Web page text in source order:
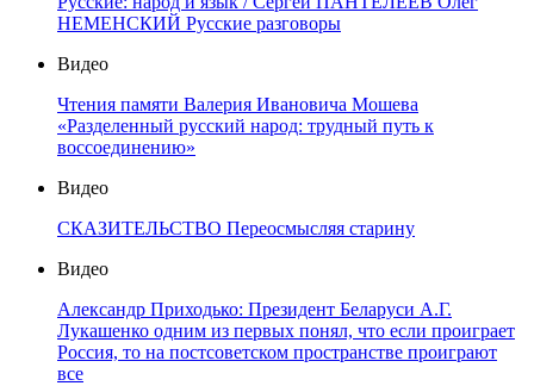
НЕМЕНСКИЙ Русские разговоры
Видео
Чтения памяти Валерия Ивановича Мошева
«Разделенный русский народ: трудный путь к
воссоединению»
Видео
СКАЗИТЕЛЬСТВО Переосмысляя старину
Видео
Александр Приходько: Президент Беларуси А.Г.
Лукашенко одним из первых понял, что если проиграет
Россия, то на постсоветском пространстве проиграют
все